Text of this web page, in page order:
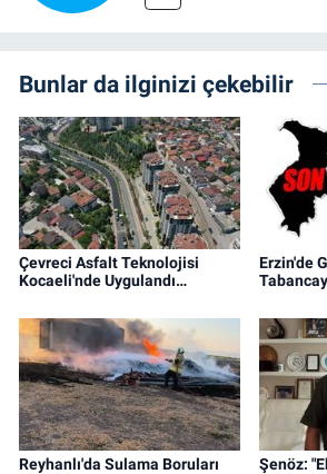
Bunlar da ilginizi çekebilir
Çevreci Asfalt Teknolojisi
Kocaeli'nde Uygulandı…
Erzin'de
Reyhanlı'da Sulama Boruları
Şenöz: